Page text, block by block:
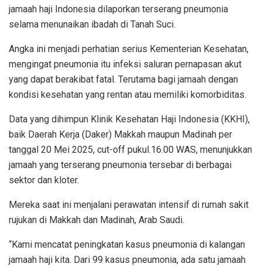
jamaah haji Indonesia dilaporkan terserang pneumonia
selama menunaikan ibadah di Tanah Suci.
Angka ini menjadi perhatian serius Kementerian Kesehatan,
mengingat pneumonia itu infeksi saluran pernapasan akut
yang dapat berakibat fatal. Terutama bagi jamaah dengan
kondisi kesehatan yang rentan atau memiliki komorbiditas.
Data yang dihimpun Klinik Kesehatan Haji Indonesia (KKHI),
baik Daerah Kerja (Daker) Makkah maupun Madinah per
tanggal 20 Mei 2025, cut-off pukul.16.00 WAS, menunjukkan
jamaah yang terserang pneumonia tersebar di berbagai
sektor dan kloter.
Mereka saat ini menjalani perawatan intensif di rumah sakit
rujukan di Makkah dan Madinah, Arab Saudi.
“Kami mencatat peningkatan kasus pneumonia di kalangan
jamaah haji kita. Dari 99 kasus pneumonia, ada satu jamaah